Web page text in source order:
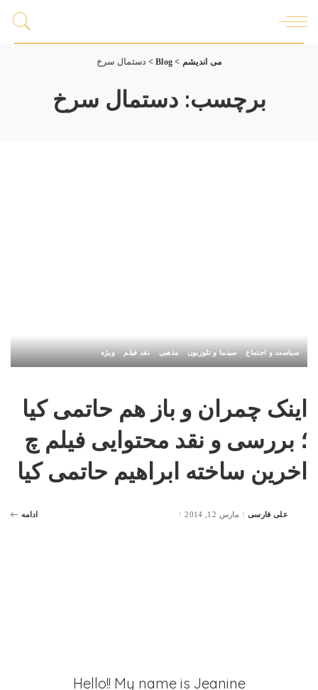
می اندیشم >
Blog
> دستمال سرخ
برچسب:دستمال سرخ
سیاست و اجتماع سینما و تلوزیون مذهبی نقد فیلم ویژه
اینک چمران و باز هم حاتمی کیا
؛ بررسی و نقد محتوایی فیلم چ
اخرین ساخته ابراهیم حاتمی کیا
Postedعلی فارسی مارس 12, 2014 ادامه
Hello!! My name is Jeanine